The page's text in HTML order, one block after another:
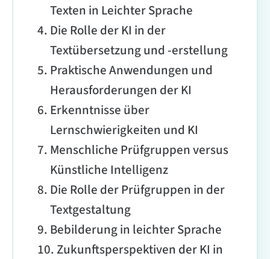
Texten in Leichter Sprache
Die Rolle der KI in der
Textübersetzung und -erstellung
Praktische Anwendungen und
Herausforderungen der KI
Erkenntnisse über
Lernschwierigkeiten und KI
Menschliche Prüfgruppen versus
Künstliche Intelligenz
Die Rolle der Prüfgruppen in der
Textgestaltung
Bebilderung in leichter Sprache
Zukunftsperspektiven der KI in